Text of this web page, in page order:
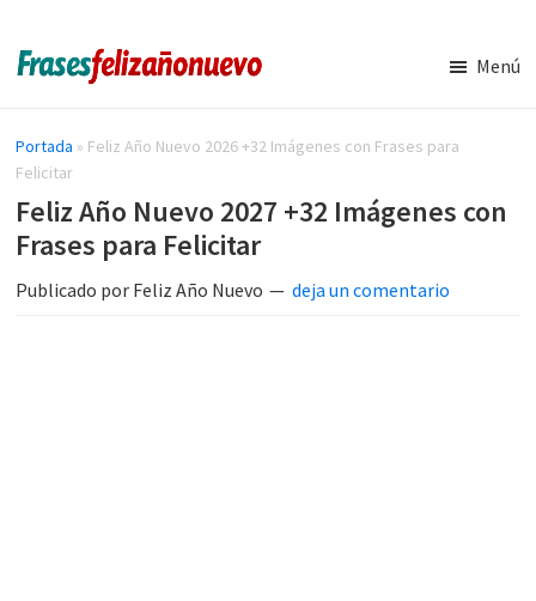
contenido
lateral
Frases
de
Feliz
Año
Nuevo
de
navidad
y
año
nuevo
Menú
Portada » Feliz Año Nuevo 2026 +32 Imágenes con Frases para
Felicitar
Feliz Año Nuevo 2027 +32 Imágenes con
Frases para Felicitar
Publicado por Feliz Año Nuevo deja un comentario